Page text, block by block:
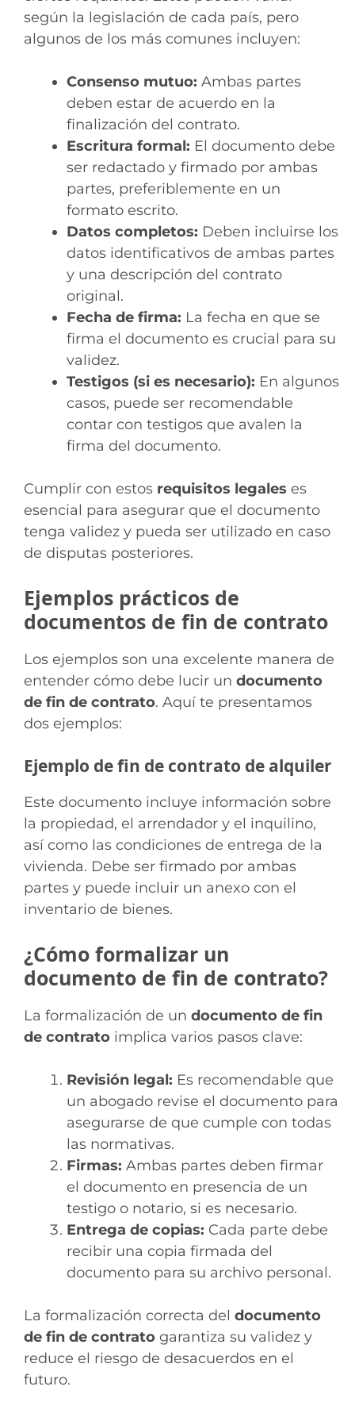
según la legislación de cada país, pero
algunos de los más comunes incluyen:
Consenso mutuo: Ambas partes
deben estar de acuerdo en la
finalización del contrato.
Escritura formal: El documento debe
ser redactado y firmado por ambas
partes, preferiblemente en un
formato escrito.
Datos completos: Deben incluirse los
datos identificativos de ambas partes
y una descripción del contrato
original.
Fecha de firma: La fecha en que se
firma el documento es crucial para su
validez.
Testigos (si es necesario): En algunos
casos, puede ser recomendable
contar con testigos que avalen la
firma del documento.
Cumplir con estos requisitos legales es
esencial para asegurar que el documento
tenga validez y pueda ser utilizado en caso
de disputas posteriores.
Ejemplos prácticos de
documentos de fin de contrato
Los ejemplos son una excelente manera de
entender cómo debe lucir un documento
de fin de contrato. Aquí te presentamos
dos ejemplos:
Ejemplo de fin de contrato de alquiler
Este documento incluye información sobre
la propiedad, el arrendador y el inquilino,
así como las condiciones de entrega de la
vivienda. Debe ser firmado por ambas
partes y puede incluir un anexo con el
inventario de bienes.
¿Cómo formalizar un
documento de fin de contrato?
La formalización de un documento de fin
de contrato implica varios pasos clave:
Revisión legal: Es recomendable que
un abogado revise el documento para
asegurarse de que cumple con todas
las normativas.
Firmas: Ambas partes deben firmar
el documento en presencia de un
testigo o notario, si es necesario.
Entrega de copias: Cada parte debe
recibir una copia firmada del
documento para su archivo personal.
La formalización correcta del documento
de fin de contrato garantiza su validez y
reduce el riesgo de desacuerdos en el
futuro.